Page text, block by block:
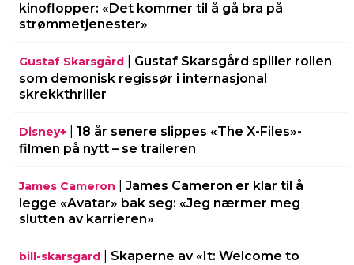
kinoflopper: «Det kommer til å gå bra på
strømmetjenester»
Gustaf Skarsgård
Gustaf Skarsgård spiller rollen
som demonisk regissør i internasjonal
skrekkthriller
Disney+
18 år senere slippes «The X-Files»-
filmen på nytt – se traileren
James Cameron
James Cameron er klar til å
legge «Avatar» bak seg: «Jeg nærmer meg
slutten av karrieren»
bill-skarsgard
Skaperne av «It: Welcome to